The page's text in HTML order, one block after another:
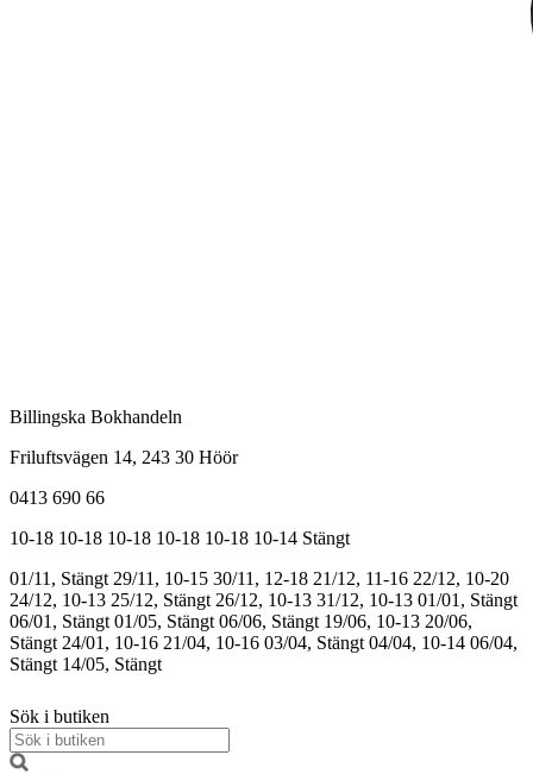
Billingska Bokhandeln
Friluftsvägen 14, 243 30 Höör
0413 690 66
10-18 10-18 10-18 10-18 10-18 10-14 Stängt
01/11, Stängt 29/11, 10-15 30/11, 12-18 21/12, 11-16 22/12, 10-20
24/12, 10-13 25/12, Stängt 26/12, 10-13 31/12, 10-13 01/01, Stängt
06/01, Stängt 01/05, Stängt 06/06, Stängt 19/06, 10-13 20/06,
Stängt 24/01, 10-16 21/04, 10-16 03/04, Stängt 04/04, 10-14 06/04,
Stängt 14/05, Stängt
Sök i butiken